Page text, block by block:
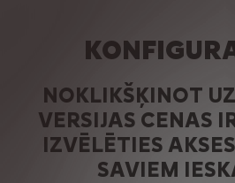
NOKLIKŠĶINOT
VERSIJAS CENAS
IZVĒLĒTIES
SAVIEM